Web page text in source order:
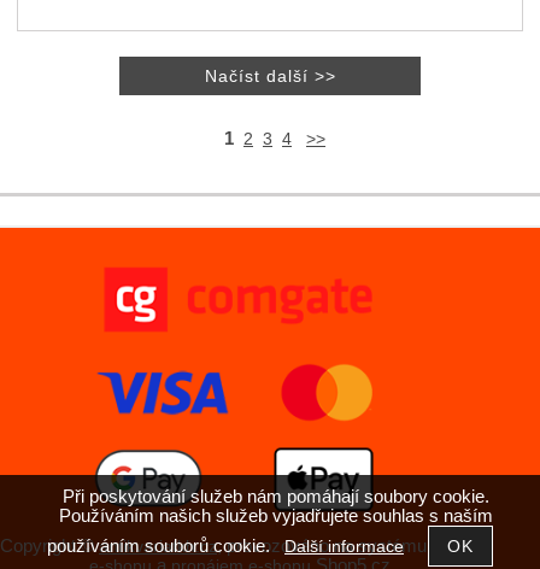
1 2 3 4 >>
Copyright ©antikvariatkh.cz,provozováno na systému
tvorba
Při poskytování služeb nám pomáhají soubory cookie.
Používáním našich služeb vyjadřujete souhlas s naším
používáním souborů cookie.Další informace